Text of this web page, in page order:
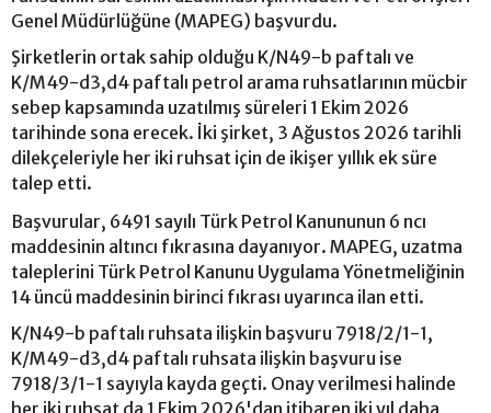
Genel Müdürlüğüne (MAPEG) başvurdu.
Şirketlerin ortak sahip olduğu K/N49-b paftalı ve
K/M49-d3,d4 paftalı petrol arama ruhsatlarının mücbir
sebep kapsamında uzatılmış süreleri 1 Ekim 2026
tarihinde sona erecek. İki şirket, 3 Ağustos 2026 tarihli
dilekçeleriyle her iki ruhsat için de ikişer yıllık ek süre
talep etti.
Başvurular, 6491 sayılı Türk Petrol Kanununun 6 ncı
maddesinin altıncı fıkrasına dayanıyor. MAPEG, uzatma
taleplerini Türk Petrol Kanunu Uygulama Yönetmeliğinin
14 üncü maddesinin birinci fıkrası uyarınca ilan etti.
K/N49-b paftalı ruhsata ilişkin başvuru 7918/2/1-1,
K/M49-d3,d4 paftalı ruhsata ilişkin başvuru ise
7918/3/1-1 sayıyla kayda geçti. Onay verilmesi halinde
her iki ruhsat da 1 Ekim 2026'dan itibaren iki yıl daha